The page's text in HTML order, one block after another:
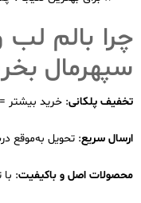
چرا بالم لب
سپهرمال
تخفیف پلکانی: خرید بیشتر
ارسال سریع: تحویل به‌موقع
محصولات اصل و باکیفیت: